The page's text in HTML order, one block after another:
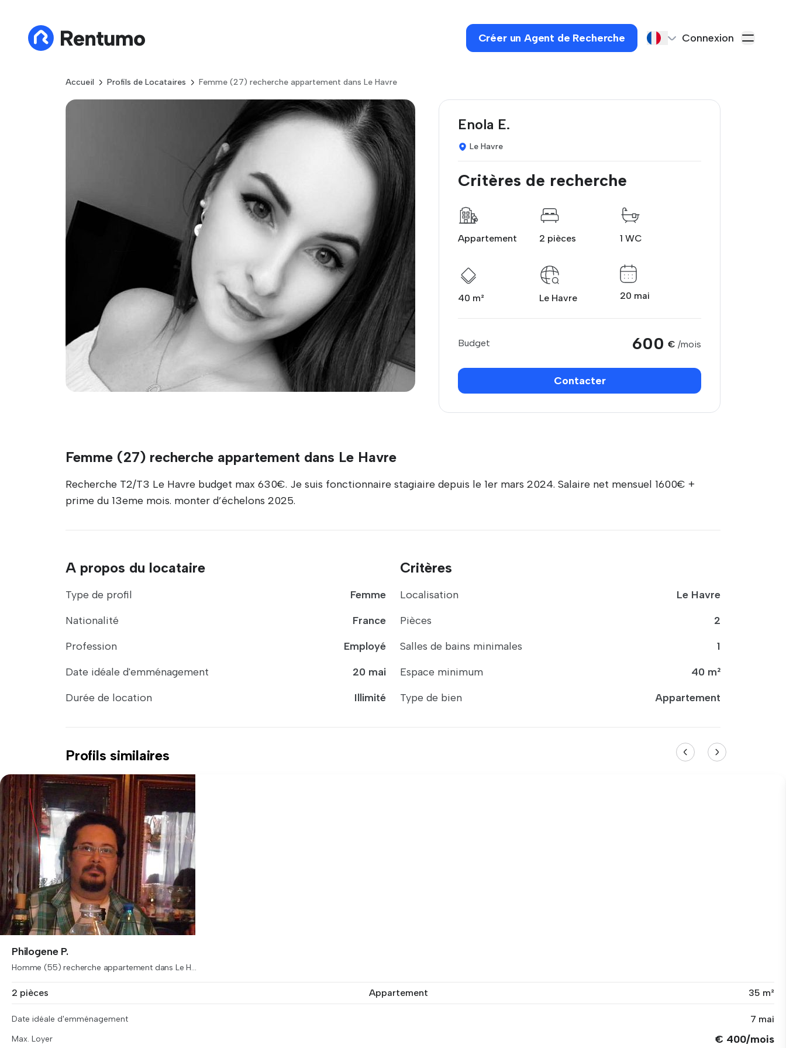
Créer un Agent de Recherche Connexion
Accueil Profils de Locataires Femme (27) recherche appartement dans Le Havre
Enola E.
Le Havre
Critères de recherche
Appartement 2 pièces 1 WC
40 m² Le Havre 20 mai
Budget 600 € /mois
Contacter
Femme (27) recherche appartement dans Le Havre
Recherche T2/T3 Le Havre budget max 630€. Je suis fonctionnaire stagiaire depuis le 1er mars 2024. Salaire net mensuel 1600€ +
prime du 13eme mois. monter d’échelons 2025.
A propos du locataire
Type de profil
Femme
Nationalité
France
Profession
Employé
Date idéale d'emménagement
20 mai
Durée de location
Illimité
Critères
Localisation
Le Havre
Pièces
2
Salles de bains minimales
1
Espace minimum
40 m²
Type de bien
Appartement
Profils similaires
Philogene P.
Homme (55) recherche appartement dans Le H...
2 pièces Appartement 35 m²
Date idéale d'emménagement 7 mai
Max. Loyer € 400/mois